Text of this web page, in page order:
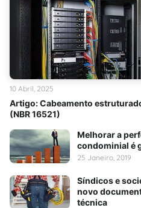
Artigo: Cabeamento
(NBR 16521)
10 Abril, 2025
Melhorar a
condominial é
25 Janeiro, 2019
Síndicos e
novo
técnica